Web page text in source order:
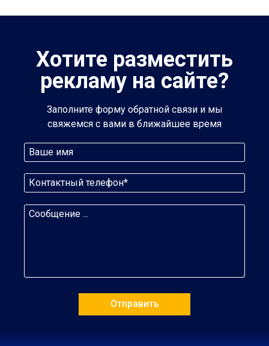
Хотите разместить
рекламу на сайте?
Заполните форму обратной связи и мы
свяжемся с вами в ближайшее время